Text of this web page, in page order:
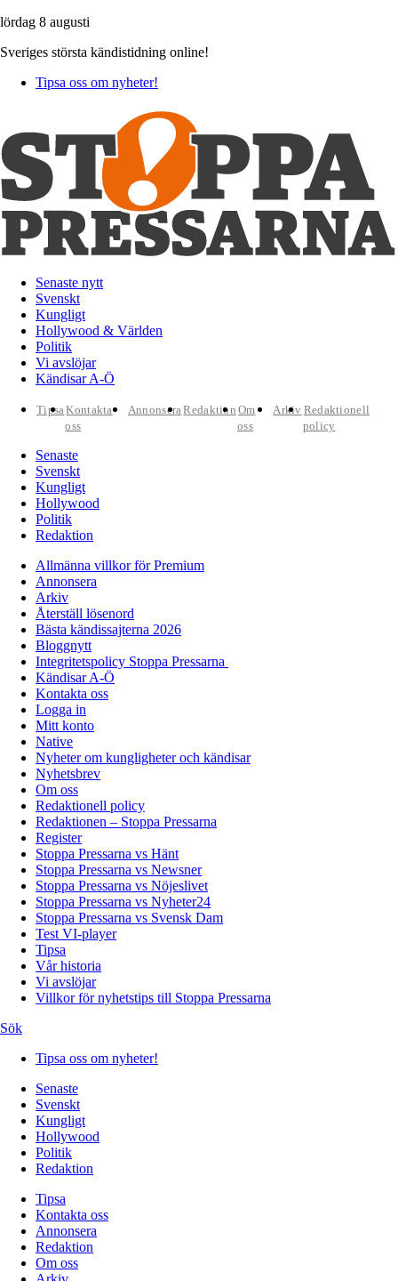
lördag 8 augusti
Sveriges största kändistidning online!
Tipsa oss om nyheter!
Senaste nytt
Svenskt
Kungligt
Hollywood & Världen
Politik
Vi avslöjar
Kändisar A-Ö
TipsaKontakta
oss
AnnonseraRedaktion Om
oss
Arkiv Redaktionell
policy
Senaste
Svenskt
Kungligt
Hollywood
Politik
Redaktion
Allmänna villkor för Premium
Annonsera
Arkiv
Återställ lösenord
Bästa kändissajterna 2026
Bloggnytt
Integritetspolicy Stoppa Pressarna
Kändisar A-Ö
Kontakta oss
Logga in
Mitt konto
Native
Nyheter om kungligheter och kändisar
Nyhetsbrev
Om oss
Redaktionell policy
Redaktionen – Stoppa Pressarna
Register
Stoppa Pressarna vs Hänt
Stoppa Pressarna vs Newsner
Stoppa Pressarna vs Nöjeslivet
Stoppa Pressarna vs Nyheter24
Stoppa Pressarna vs Svensk Dam
Test VI-player
Tipsa
Vår historia
Vi avslöjar
Villkor för nyhetstips till Stoppa Pressarna
Sök
Tipsa oss om nyheter!
Senaste
Svenskt
Kungligt
Hollywood
Politik
Redaktion
Tipsa
Kontakta oss
Annonsera
Redaktion
Om oss